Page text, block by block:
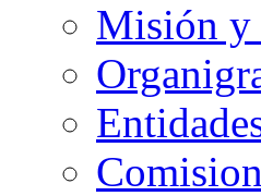
Misión y